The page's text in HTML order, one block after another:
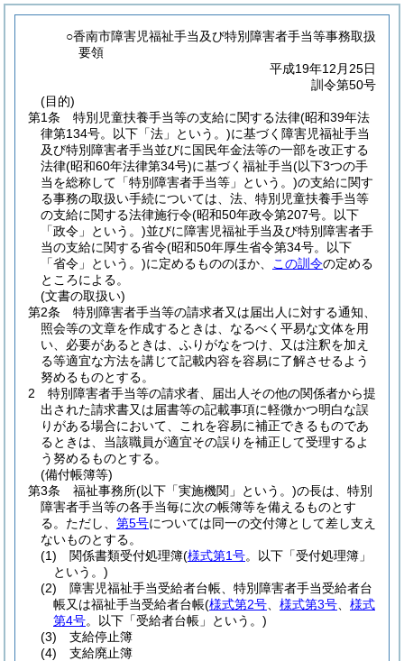
○香南市障害児福祉手当及び特別障害者手当等事務取扱
要領
平成19年12月25日
訓令第50号
(目的)
第1条
特別児童扶養手当等の支給に関する法律(昭和39年法
律第134号。以下「法」という。)に基づく障害児福祉手当
及び特別障害者手当並びに国民年金法等の一部を改正する
法律(昭和60年法律第34号)に基づく福祉手当(以下3つの手
当を総称して「特別障害者手当等」という。)の支給に関す
る事務の取扱い手続については、法、特別児童扶養手当等
の支給に関する法律施行令(昭和50年政令第207号。以下
「政令」という。)並びに障害児福祉手当及び特別障害者手
当の支給に関する省令(昭和50年厚生省令第34号。以下
「省令」という。)に定めるもののほか、 この訓令の定める
ところによる。
(文書の取扱い)
第2条
特別障害者手当等の請求者又は届出人に対する通知、
照会等の文章を作成するときは、なるべく平易な文体を用
い、必要があるときは、ふりがなをつけ、又は注釈を加え
る等適宜な方法を講じて記載内容を容易に了解させるよう
努めるものとする。
2
特別障害者手当等の請求者、届出人その他の関係者から提
出された請求書又は届書等の記載事項に軽微かつ明白な誤
りがある場合において、これを容易に補正できるものであ
るときは、当該職員が適宜その誤りを補正して受理するよ
う努めるものとする。
(備付帳簿等)
第3条
福祉事務所(以下「実施機関」という。)の長は、特別
障害者手当等の各手当毎に次の帳簿等を備えるものとす
る。 ただし、 第5号については同一の交付簿として差し支え
ないものとする。
(1)
関係書類受付処理簿(様式第1号。以下「受付処理簿」
という。)
(2)
障害児福祉手当受給者台帳、特別障害者手当受給者台
帳又は福祉手当受給者台帳(様式第2号 様式第3号
様式
第4号。以下「受給者台帳」という。)
(3)
支給停止簿
(4)
支給廃止簿